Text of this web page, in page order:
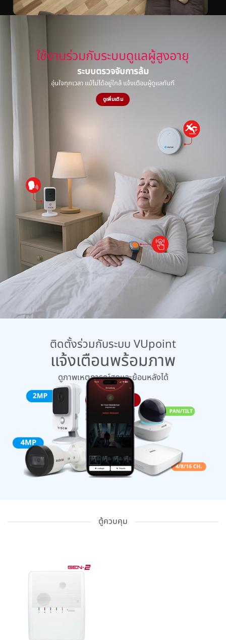
ใช้งานร่วมกับระบบดูแลผู้สูงอายุ
ระบบตรวจจับการล้ม
อุ่นใจทุกเวลา แม้ไม่ได้อยู่ใกล้ แจ้งเตือนผู้ดูแลทันที
ดูเพิ่มเติม
ติดตั้งร่วมกับระบบ VUpoint
แจ้งเตือนพร้อมภาพ
ดูภาพเหตุการณ์สดและย้อนหลังได้
แนะนำ VUPOINT
ตู้ควบคุม